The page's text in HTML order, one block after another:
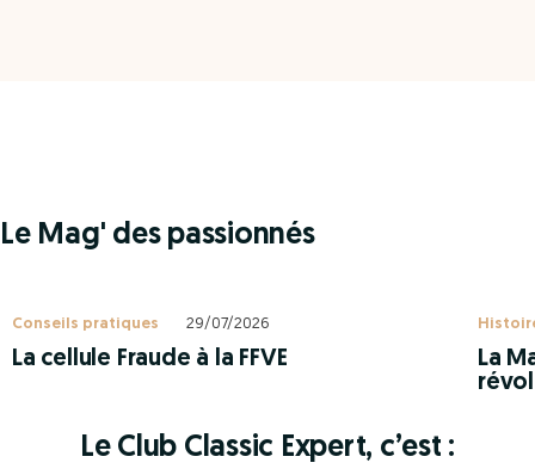
Le Mag' des passionnés
Conseils pratiques 29/07/2026
La cellule Fraude à la FFVE
La
Le Club Classic Expert, c’est :